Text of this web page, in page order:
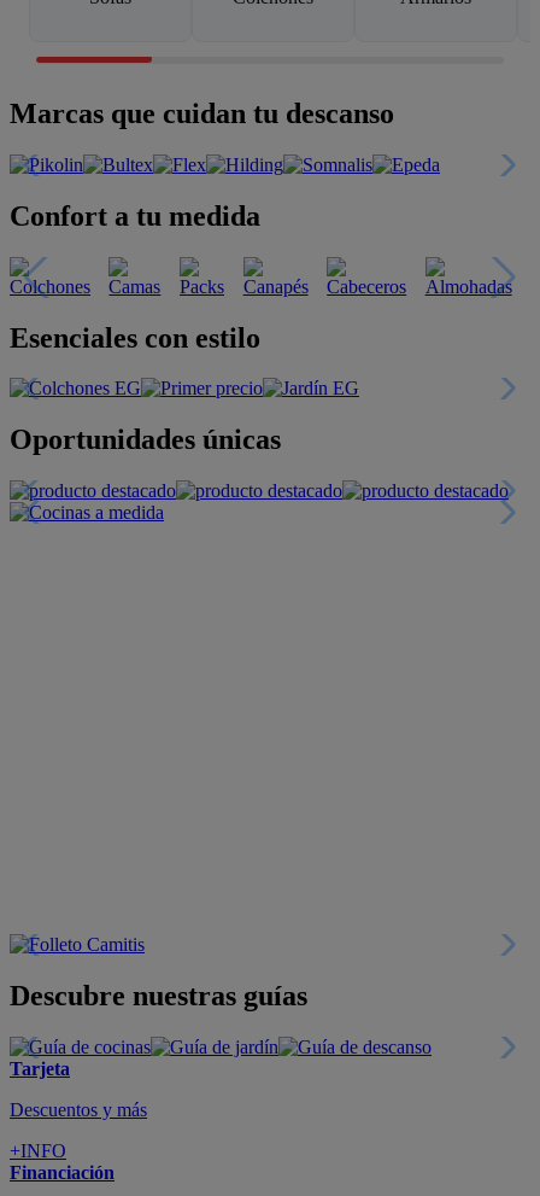
Marcas que cuidan tu descanso
Confort a tu medida
Esenciales con estilo
Oportunidades únicas
Descubre nuestras guías
Tarjeta
Descuentos y más
+INFO
Financiación